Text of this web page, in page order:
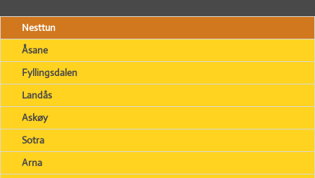
Nesttun
Åsane
Fyllingsdalen
Landås
Askøy
Sotra
Arna